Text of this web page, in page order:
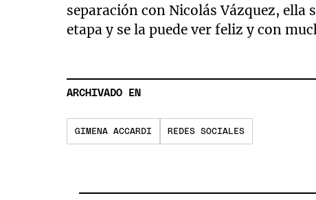
separación con Nicolás Vázquez, ella
etapa y se la puede ver feliz y con
ARCHIVADO EN
GIMENA ACCARDI REDES SOCIALES